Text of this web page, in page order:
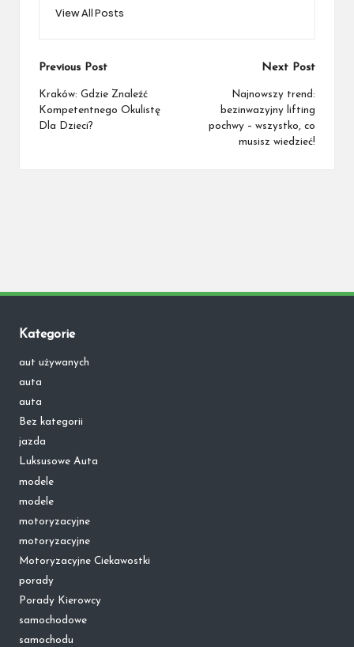
View All Posts
Post
navigation
Previous Post
Kraków: Gdzie Znaleźć
Kompetentnego Okulistę
Dla Dzieci?
Next Post
Najnowszy trend:
bezinwazyjny lifting
pochwy – wszystko, co
musisz wiedzieć!
Kategorie
aut używanych
auta
auta
Bez kategorii
jazda
Luksusowe Auta
modele
modele
motoryzacyjne
motoryzacyjne
Motoryzacyjne Ciekawostki
porady
Porady Kierowcy
samochodowe
samochodu